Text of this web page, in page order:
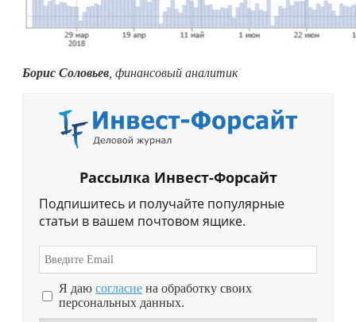
Борис Соловьев , финансовый аналитик
Рассылка Инвест-Форсайт
Подпишитесь и получайте популярные
статьи в вашем почтовом ящике.
Я даю согласие на обработку своих
персональных данных.